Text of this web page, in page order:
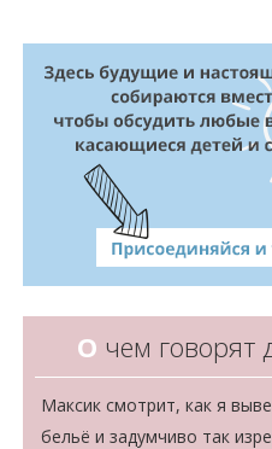
О чем говорят
Максик смотрит, как я
бельё и задумчиво так